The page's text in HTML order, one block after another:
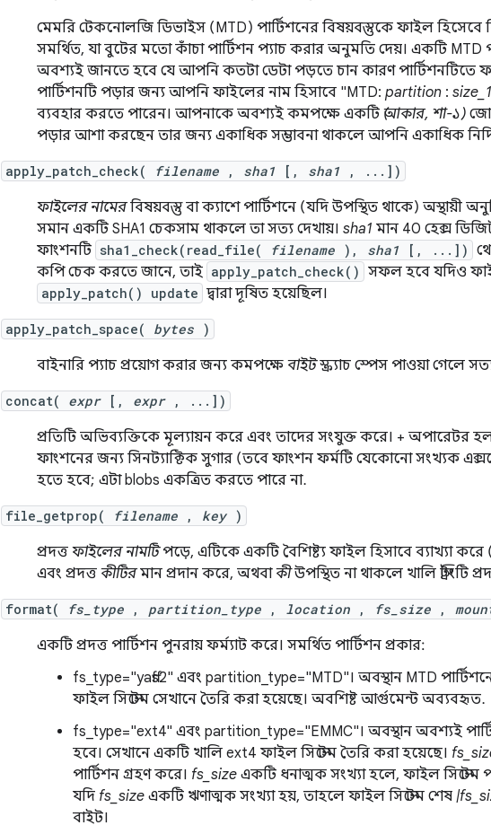
মেমরি টেকনোলজি ডিভাইস (MTD) পার্টিশনের বিষয়বস্তুকে ফাইল হিসেবে
সমর্থিত, যা বুটের মতো কাঁচা পার্টিশন প্যাচ করার অনুমতি দেয়। একটি
অবশ্যই জানতে হবে যে আপনি কতটা ডেটা পড়তে চান কারণ পার্টিশনটিতে
পার্টিশনটি পড়ার জন্য আপনি ফাইলের নাম হিসাবে "MTD: partition : size_1
ব্যবহার করতে পারেন। আপনাকে অবশ্যই কমপক্ষে একটি (আকার, শা-১)
পড়ার আশা করছেন তার জন্য একাধিক সম্ভাবনা থাকলে আপনি একাধিক
apply_patch_check( filename , sha1 [, sha1 , ...])
ফাইলের নামেরবিষয়বস্তু বা ক্যাশে পার্টিশনে (যদি উপস্থিত থাকে) অস্থায়ী
সমান একটি SHA1 চেকসাম থাকলে তা সত্য দেখায়। sha1 মান 40 হেক্স
ফাংশনটি sha1_check(read_file( filename ), sha1 [, ...])
কপি চেক করতে জানে, তাই apply_patch_check() সফল হবে যদিও
apply_patch() update দ্বারা দূষিত হয়েছিল।
apply_patch_space( bytes )
বাইনারি প্যাচ প্রয়োগ করার জন্য কমপক্ষে বাইটস্ক্র্যাচ স্পেস পাওয়া গেলে
concat( expr[, expr, ...])
প্রতিটি অভিব্যক্তিকে মূল্যায়ন করে এবং তাদের সংযুক্ত করে। + অপারেটর
ফাংশনের জন্য সিনট্যাক্টিক সুগার (তবে ফাংশন ফর্মটি যেকোনো সংখ্যক
হতে হবে; এটা blobs একত্রিত করতে পারে না.
file_getprop( filename , key)
প্রদত্ত ফাইলের নামটিপড়ে, এটিকে একটি বৈশিষ্ট্য ফাইল হিসাবে ব্যাখ্যা করে
এবং প্রদত্ত কীটিরমান প্রদান করে, অথবাকীউপস্থিত না থাকলে খালি স্ট্রিংটি
format( fs_type , partition_type , location , fs_size ,
একটি প্রদত্ত পার্টিশন পুনরায় ফর্ম্যাট করে। সমর্থিত পার্টিশন প্রকার:
fs_type="yaffs2" এবং partition_type="MTD"। অবস্থান MTD
ফাইল সিস্টেম সেখানে তৈরি করা হয়েছে। অবশিষ্ট আর্গুমেন্ট অব্যবহৃত.
fs_type="ext4" এবং partition_type="EMMC"। অবস্থান অবশ্যই
হবে। সেখানে একটি খালি ext4 ফাইল সিস্টেম তৈরি করা হয়েছে।
পার্টিশন গ্রহণ করে। fs_size একটি ধনাত্মক সংখ্যা হলে, ফাইল সিস্টেম
যদি fs_size একটি ঋণাত্মক সংখ্যা হয়, তাহলে ফাইল সিস্টেম শেষ
বাইট।